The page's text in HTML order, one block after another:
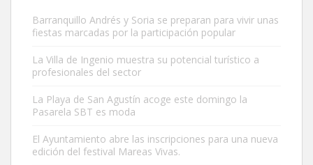
Busco adopción responsable para mi perra. Pastor alemán,
Leales.org » Gran Canaria
6.7.2025
Barranquillo Andrés y Soria se preparan para vivir unas
fiestas marcadas por la participación popular
La Villa de Ingenio muestra su potencial turístico a
profesionales del sector
La Playa de San Agustín acoge este domingo la
Pasarela SBT es moda
El Ayuntamiento abre las inscripciones para una nueva
edición del festival Mareas Vivas.